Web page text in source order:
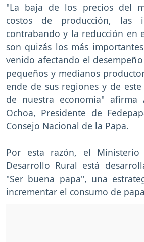
"La baja de los precios del
costos de producción, las
contrabando y la reducción en
son quizás los más
venido afectando el
pequeños y medianos
ende de sus regiones y de
de nuestra economía" afirma
Ochoa, Presidente de
Consejo Nacional de la Papa.
Por esta razón, el
Desarrollo Rural está
"Ser buena papa", una
incrementar el consumo de